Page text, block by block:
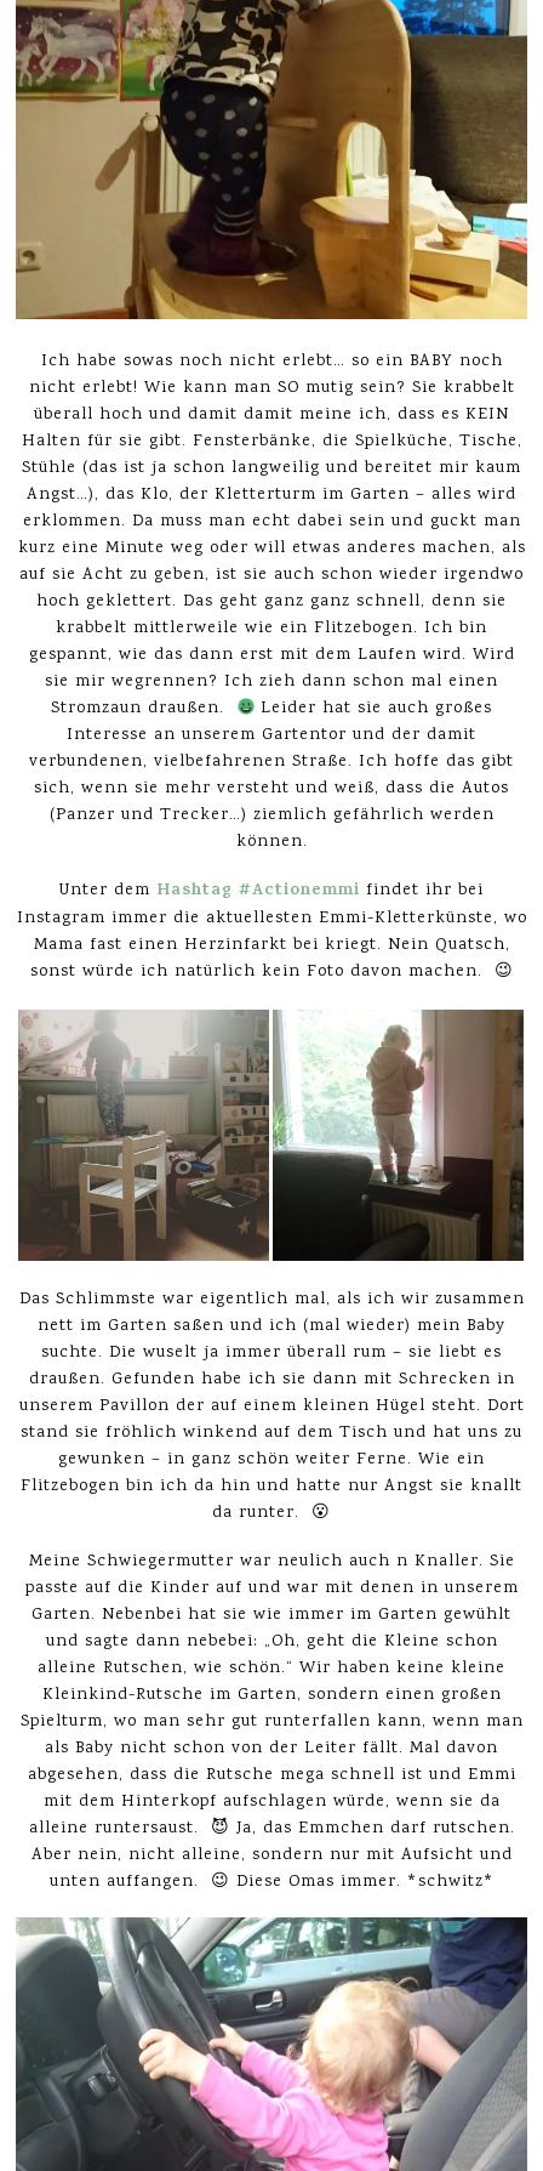
Ich habe sowas noch nicht erlebt… so ein BABY noch
nicht erlebt! Wie kann man SO mutig sein? Sie krabbelt
überall hoch und damit damit meine ich, dass es KEIN
Halten für sie gibt. Fensterbänke, die Spielküche, Tische,
Stühle (das ist ja schon langweilig und bereitet mir kaum
Angst…), das Klo, der Kletterturm im Garten – alles wird
erklommen. Da muss man echt dabei sein und guckt man
kurz eine Minute weg oder will etwas anderes machen, als
auf sie Acht zu geben, ist sie auch schon wieder irgendwo
hoch geklettert. Das geht ganz ganz schnell, denn sie
krabbelt mittlerweile wie ein Flitzebogen. Ich bin
gespannt, wie das dann erst mit dem Laufen wird. Wird
sie mir wegrennen? Ich zieh dann schon mal einen
Stromzaun draußen.
Leider hat sie auch großes
Interesse an unserem Gartentor und der damit
verbundenen, vielbefahrenen Straße. Ich hoffe das gibt
sich, wenn sie mehr versteht und weiß, dass die Autos
(Panzer und Trecker…) ziemlich gefährlich werden
können.
Unter dem Hashtag #Actionemmi findet ihr bei
Instagram immer die aktuellesten Emmi-Kletterkünste, wo
Mama fast einen Herzinfarkt bei kriegt. Nein Quatsch,
sonst würde ich natürlich kein Foto davon machen. 😉
Das Schlimmste war eigentlich mal, als ich wir zusammen
nett im Garten saßen und ich (mal wieder) mein Baby
suchte. Die wuselt ja immer überall rum – sie liebt es
draußen. Gefunden habe ich sie dann mit Schrecken in
unserem Pavillon der auf einem kleinen Hügel steht. Dort
stand sie fröhlich winkend auf dem Tisch und hat uns zu
gewunken – in ganz schön weiter Ferne. Wie ein
Flitzebogen bin ich da hin und hatte nur Angst sie knallt
da runter. 😮
Meine Schwiegermutter war neulich auch n Knaller. Sie
passte auf die Kinder auf und war mit denen in unserem
Garten. Nebenbei hat sie wie immer im Garten gewühlt
und sagte dann nebebei: „Oh, geht die Kleine schon
alleine Rutschen, wie schön.“ Wir haben keine kleine
Kleinkind-Rutsche im Garten, sondern einen großen
Spielturm, wo man sehr gut runterfallen kann, wenn man
als Baby nicht schon von der Leiter fällt. Mal davon
abgesehen, dass die Rutsche mega schnell ist und Emmi
mit dem Hinterkopf aufschlagen würde, wenn sie da
alleine runtersaust. 😈 Ja, das Emmchen darf rutschen.
Aber nein, nicht alleine, sondern nur mit Aufsicht und
unten auffangen. 😉 Diese Omas immer. *schwitz*